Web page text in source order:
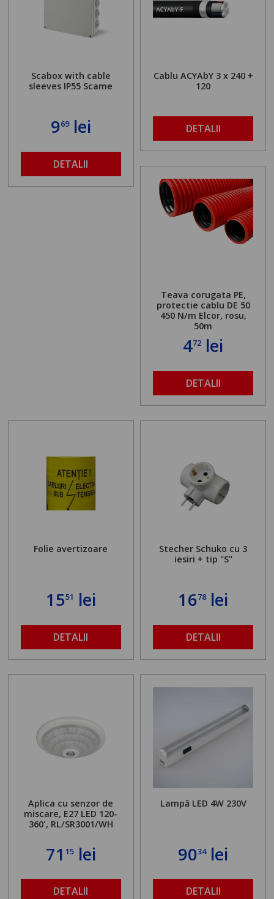
Scabox with cable
sleeves IP55 Scame
969lei
DETALII
Cablu ACYAbY 3 x 240 +
120
DETALII
Teava corugata PE,
protectie cablu DE 50
450 N/m Elcor, rosu,
50m
472 lei
DETALII
Folie avertizoare
1551 lei
DETALII
Stecher Schuko cu 3
iesiri + tip "S"
1678lei
DETALII
Aplica cu senzor de
miscare, E27 LED 120-
360', RL/SR3001/WH
71 15lei
DETALII
Lampă LED 4W 230V
9034lei
DETALII